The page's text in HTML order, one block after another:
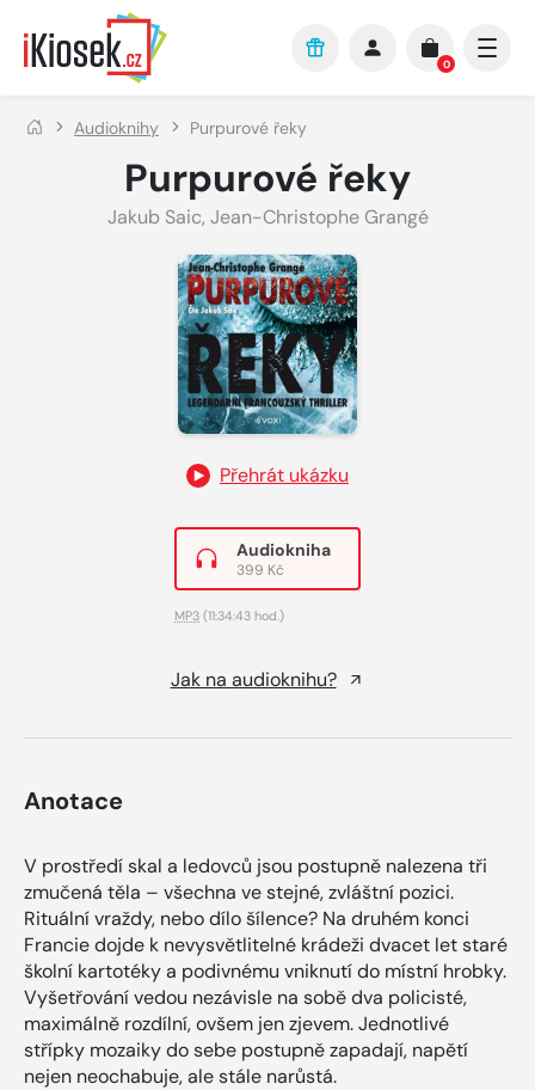
Přejít na hlavní obsah
0
Audioknihy Purpurové řeky
Purpurové řeky
Jakub Saic, Jean-Christophe Grangé
Přehrát ukázku
Audiokniha
399 Kč
MP3 (11:34:43 hod.)
Jak na audioknihu?
Anotace
V prostředí skal a ledovců jsou postupně nalezena tři
zmučená těla – všechna ve stejné, zvláštní pozici.
Rituální vraždy, nebo dílo šílence? Na druhém konci
Francie dojde k nevysvětlitelné krádeži dvacet let staré
školní kartotéky a podivnému vniknutí do místní hrobky.
Vyšetřování vedou nezávisle na sobě dva policisté,
maximálně rozdílní, ovšem jen zjevem. Jednotlivé
střípky mozaiky do sebe postupně zapadají, napětí
nejen neochabuje, ale stále narůstá.